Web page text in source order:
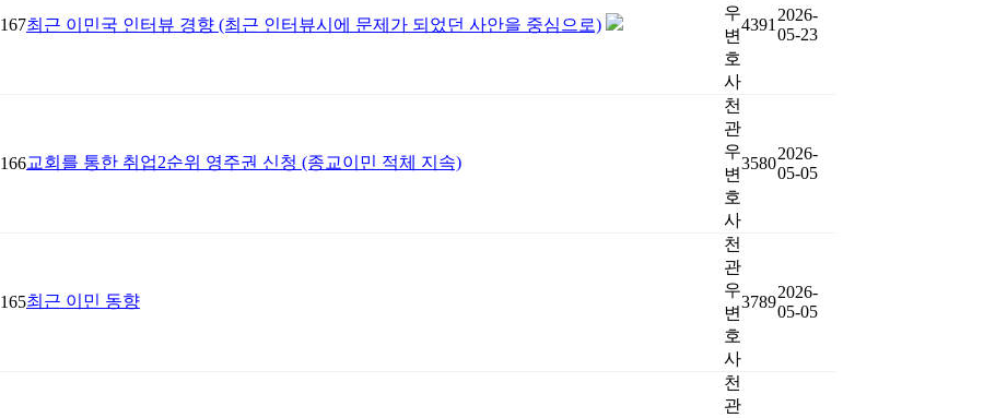
167최근 이민국 인터뷰 경향 (최근 인터뷰시에 문제가 되었던 사안을 중심으로)
우
변
호
사
4391
2026-
05-23
166교회를 통한 취업2순위 영주권 신청 (종교이민 적체 지속)
천
관
우
변
호
사
3580
2026-
05-05
165최근 이민 동향
천
관
우
변
호
사
3789
2026-
05-05
천
관